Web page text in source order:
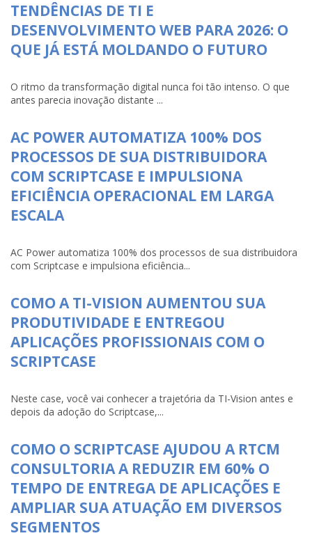
TENDÊNCIAS DE TI E
DESENVOLVIMENTO WEB PARA 2026: O
QUE JÁ ESTÁ MOLDANDO O FUTURO
O ritmo da transformação digital nunca foi tão intenso. O que
antes parecia inovação distante ...
AC POWER AUTOMATIZA 100% DOS
PROCESSOS DE SUA DISTRIBUIDORA
COM SCRIPTCASE E IMPULSIONA
EFICIÊNCIA OPERACIONAL EM LARGA
ESCALA
AC Power automatiza 100% dos processos de sua distribuidora
com Scriptcase e impulsiona eficiência...
COMO A TI-VISION AUMENTOU SUA
PRODUTIVIDADE E ENTREGOU
APLICAÇÕES PROFISSIONAIS COM O
SCRIPTCASE
Neste case, você vai conhecer a trajetória da TI-Vision antes e
depois da adoção do Scriptcase,...
COMO O SCRIPTCASE AJUDOU A RTCM
CONSULTORIA A REDUZIR EM 60% O
TEMPO DE ENTREGA DE APLICAÇÕES E
AMPLIAR SUA ATUAÇÃO EM DIVERSOS
SEGMENTOS